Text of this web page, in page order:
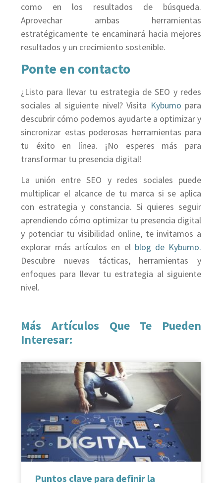
como en los resultados de búsqueda.
Aprovechar ambas herramientas
estratégicamente te encaminará hacia mejores
resultados y un crecimiento sostenible.
Ponte en contacto
¿Listo para llevar tu estrategia de SEO y redes
sociales al siguiente nivel? Visita Kybumo para
descubrir cómo podemos ayudarte a optimizar y
sincronizar estas poderosas herramientas para
tu éxito en línea. ¡No esperes más para
transformar tu presencia digital!
La unión entre SEO y redes sociales puede
multiplicar el alcance de tu marca si se aplica
con estrategia y constancia. Si quieres seguir
aprendiendo cómo optimizar tu presencia digital
y potenciar tu visibilidad online, te invitamos a
explorar más artículos en el blog de Kybumo.
Descubre nuevas tácticas, herramientas y
enfoques para llevar tu estrategia al siguiente
nivel.
Más Artículos Que Te Pueden
Interesar:
Puntos clave para definir la